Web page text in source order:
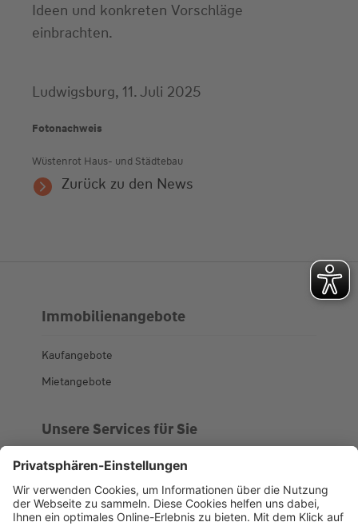
Ideen und konkreten Vorschläge
einbrachten.
Ludwigsburg, 11. Juli 2025
Fotonachweis
Wüstenrot Haus- und Städtebau
Zurück zu den News
Immobilienangebote
Kaufangebote
Mietangebote
Unsere Services für Sie
Kundenportal
Ankaufsprofil